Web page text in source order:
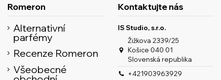
Romeron
Alternativní
parfémy
Recenze Romeron
Všeobecné
Kontaktujte nás
IS Studio, s.r.o.
Žižkova 2339/25
Košice 040 01
Slovenská republika
+421903963929